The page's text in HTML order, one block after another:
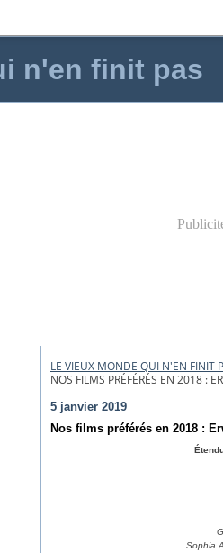
n'en finit pas
LE VIEUX MONDE QUI N'EN FINIT
NOS FILMS PRÉFÉRÉS EN 2018 :
5 janvier 2019
Nos films préférés en 2018 :
Sophia